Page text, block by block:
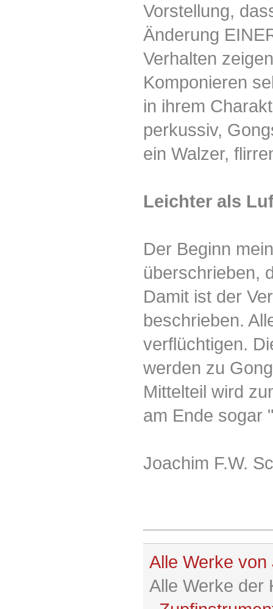
Vorstellung,
Änderung
Verhalten
Komponieren
in ihrem
perkussiv,
ein Walzer,
Leichter als
Der Beginn
überschrieben,
Damit ist der
beschrieben.
verflüchtigen.
werden zu
Mittelteil wird
am Ende sogar
Joachim F.W.
Alle Werke von
Alle Werke